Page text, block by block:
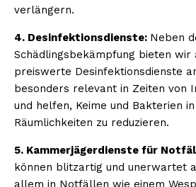
verlängern.
4. Desinfektionsdienste: Neben
Schädlingsbekämpfung bieten wir
preiswerte Desinfektionsdienste
besonders relevant in Zeiten von
und helfen, Keime und Bakterien
Räumlichkeiten zu reduzieren.
5. Kammerjägerdienste für
können blitzartig und unerwartet
allem in Notfällen wie einem